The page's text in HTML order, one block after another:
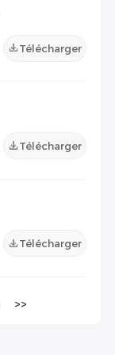
Télécharger
Télécharger
Télécharger
>>